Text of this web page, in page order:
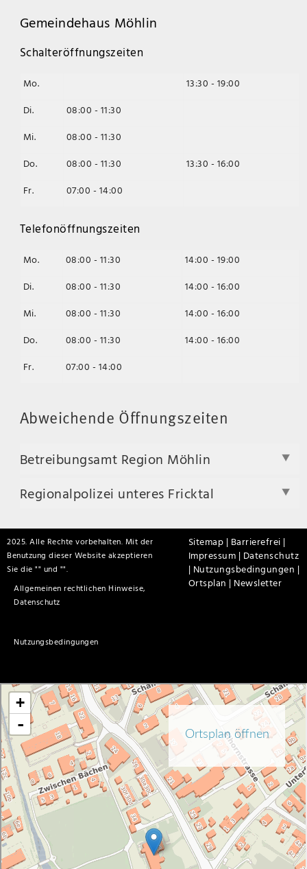
Gemeindehaus Möhlin
Schalteröffnungszeiten
Mo.
13:30 - 19:00
Di.
08:00 - 11:30
Mi.
08:00 - 11:30
Do.
08:00 - 11:30
13:30 - 16:00
Fr.
07:00 - 14:00
Telefonöffnungszeiten
Mo. 08:00 - 11:30
14:00 - 19:00
Di.
08:00 - 11:30
14:00 - 16:00
Mi.
08:00 - 11:30
14:00 - 16:00
Do.
08:00 - 11:30
14:00 - 16:00
Fr.
07:00 - 14:00
Abweichende Öffnungszeiten
Betreibungsamt Region Möhlin
Regionalpolizei unteres Fricktal
2025. Alle Rechte vorbehalten. Mit der
Benutzung dieser Website akzeptieren
Sie die "
Allgemeinen rechtlichen Hinweise,
Datenschutz
" und "
Nutzungsbedingungen
".
Sitemap | Barrierefrei |
Impressum | Datenschutz
| Nutzungsbedingungen |
Ortsplan | Newsletter